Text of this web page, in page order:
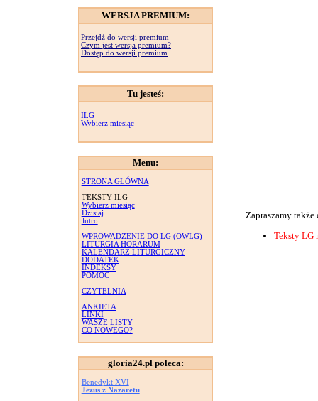
WERSJA PREMIUM:
Przejdź do wersji premium
Czym jest wersja premium?
Dostęp do wersji premium
Tu jesteś:
ILG
Wybierz miesiąc
Menu:
STRONA GŁÓWNA
TEKSTY ILG
Wybierz miesiąc
Dzisiaj
Jutro
WPROWADZENIE DO LG (OWLG)
LITURGIA HORARUM
KALENDARZ LITURGICZNY
DODATEK
INDEKSY
POMOC
CZYTELNIA
ANKIETA
LINKI
WASZE LISTY
CO NOWEGO?
gloria24.pl poleca:
Benedykt XVI
Jezus z Nazaretu
Zapraszamy
Teksty LG